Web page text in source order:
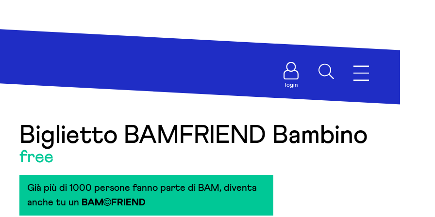
login
Biglietto BAMFRIEND Bambino
free
Già più di 1000 persone fanno parte di BAM, diventa
anche tu un BAM FRIEND